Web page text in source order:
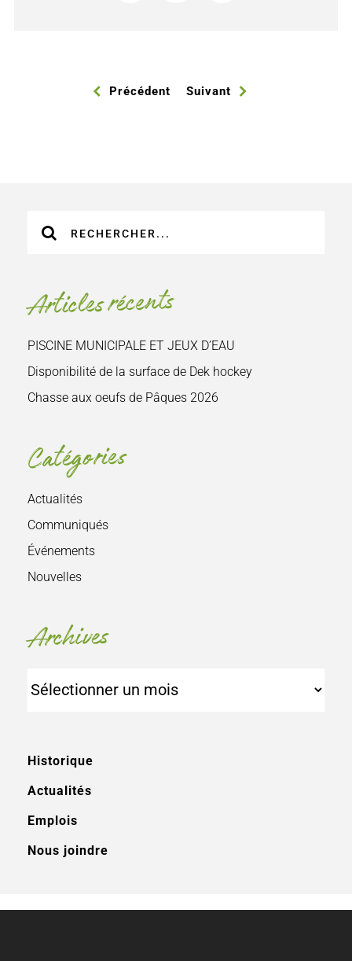
Précédent Suivant
sur
Articles récents
PISCINE MUNICIPALE ET JEUX D’EAU
Disponibilité de la surface de Dek hockey
Chasse aux oeufs de Pâques 2026
Catégories
Actualités
Communiqués
Événements
Nouvelles
Archives
Historique
Actualités
Emplois
Nous joindre